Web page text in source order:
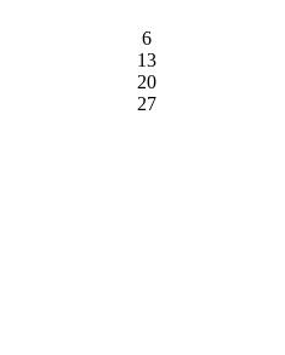
6
13
20
27